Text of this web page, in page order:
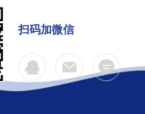
扫码加微信